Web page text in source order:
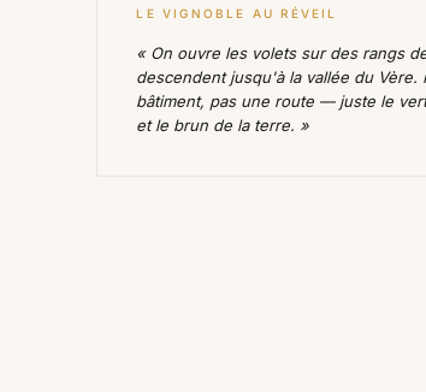
LE VIGNOBLE AU RÉVEIL
« On ouvre les volets sur des rangs
descendent jusqu'à la vallée du Vère.
bâtiment, pas une route — juste le
et le brun de la terre. »